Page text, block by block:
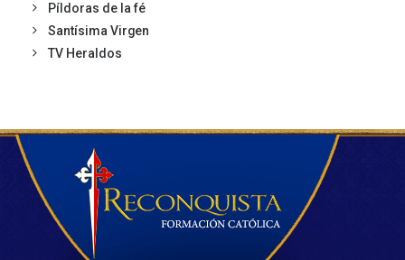
Píldoras de la fé
Santísima Virgen
TV Heraldos